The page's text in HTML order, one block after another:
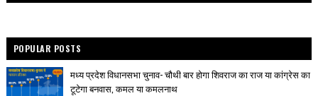
POPULAR POSTS
मध्य प्रदेश विधानसभा चुनाव- चौथी बार होगा शिवराज का राज या कांग्रेस का
टूटेगा बनवास, कमल या कमलनाथ